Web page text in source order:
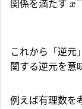
関係を満たす x
これから「逆元
関する逆元を意
例えば有理数を